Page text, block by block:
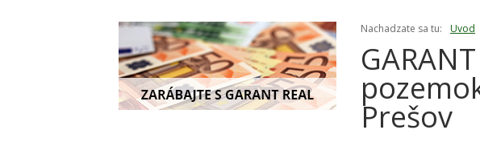
Nachadzate sa tu: Uvod
Prešov